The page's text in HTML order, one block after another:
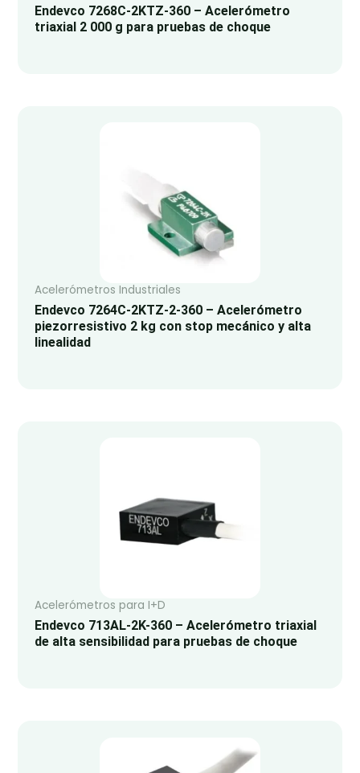
Endevco 7268C-2KTZ-360 – Acelerómetro
triaxial 2 000 g para pruebas de choque
Acelerómetros Industriales
Endevco 7264C-2KTZ-2-360 – Acelerómetro
piezorresistivo 2 kg con stop mecánico y alta
linealidad
Acelerómetros para I+D
Endevco 713AL-2K-360 – Acelerómetro triaxial
de alta sensibilidad para pruebas de choque